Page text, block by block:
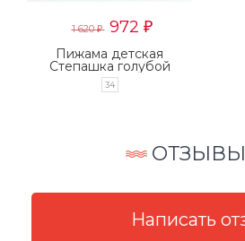
1 620₽ 972 ₽
Пижама детская
Степашка голубой
последний размер
34
ОТЗЫВЫ